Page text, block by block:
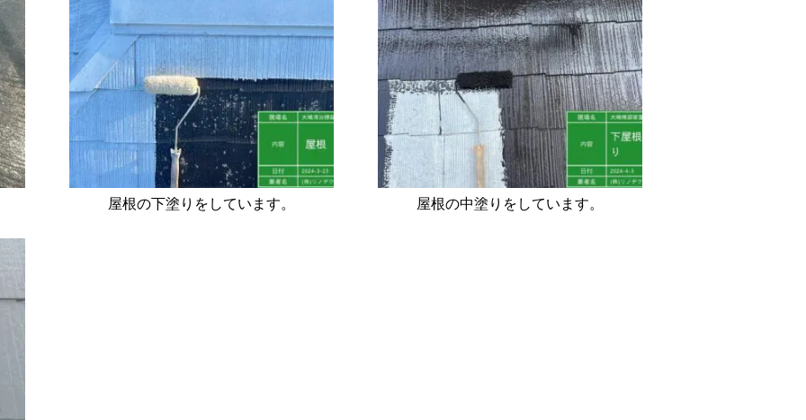
屋根の下塗りをしています。 屋根の中塗りをしています。